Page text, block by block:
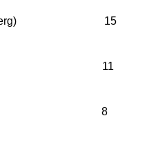
15
11
8